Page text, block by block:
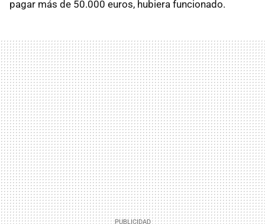
pagar más de 50.000 euros, hubiera funcionado.